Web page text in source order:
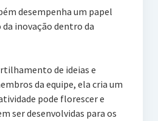
desempenha um papel
inovação dentro da
de ideias e
da equipe, ela cria um
pode florescer e
ser desenvolvidas para os